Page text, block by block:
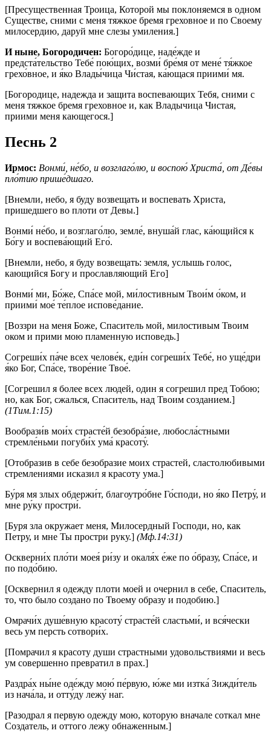
[Пресущественная Троица, Которой мы поклоняемся в одном
Существе, сними с меня тяжкое бремя греховное и по Своему
милосердию, даруй мне слезы умиления.]
И ныне, Богородичен: Богоро́дице, наде́жде и
предста́тельство Тебе́ пою́щих, возми́ бре́мя от мене́ тя́жкое
грехо́вное, и я́ко Влады́чица Чи́стая, ка́ющася приими́ мя.
[Богородице, надежда и защита воспевающих Тебя, сними с
меня тяжкое бремя греховное и, как Владычица Чистая,
приими меня кающегося.]
Песнь 2
Ирмос: Вонми́, не́бо, и возглаго́лю, и воспою́ Христа́, от Де́вы
пло́тию прише́дшаго.
[Внемли, небо, я буду возвещать и воспевать Христа,
пришедшего во плоти от Девы.]
Вонми́ не́бо, и возглаго́лю, земле́, внуша́й глас, ка́ющийся к
Бо́гу и воспева́ющий Его́.
[Внемли, небо, я буду возвещать: земля, услышь голос,
кающийся Богу и прославляющий Его]
Вонми́ ми, Бо́же, Спа́се мой, ми́лостивным Твои́м о́ком, и
приими́ мое́ те́плое испове́дание.
[Воззри на меня Боже, Спаситель мой, милостивым Твоим
оком и прими мою пламенную исповедь.]
Согреши́х па́че всех челове́к, еди́н согреши́х Тебе́, но уще́дри
я́ко Бог, Спа́се, творе́ние Твое́.
[Согрешил я более всех людей, один я согрешил пред Тобою;
но, как Бог, сжалься, Спаситель, над Твоим созданием.]
(1Тим.1:15)
Вообрази́в мои́х страсте́й безобра́зие, любосла́стными
стремле́ньми погуби́х ума́ красоту́.
[Отобразив в себе безобразие моих страстей, сластолюбивыми
стремлениями исказил я красоту ума.]
Бу́ря мя злых обдержи́т, благоутро́бне Го́споди, но я́ко Петру́, и
мне ру́ку простри́.
[Буря зла окружает меня, Милосердный Господи, но, как
Петру, и мне Ты простри руку.] (Мф.14:31)
Оскверни́х пло́ти моея́ ри́зу и окаля́х е́же по о́бразу, Спа́се, и
по подо́бию.
[Осквернил я одежду плоти моей и очернил в себе, Спаситель,
то, что было создано по Твоему образу и подобию.]
Омрачи́х душе́вную красоту́ страсте́й сластьми́, и вся́чески
весь ум персть сотвори́х.
[Помрачил я красоту души страстными удовольствиями и весь
ум совершенно превратил в прах.]
Раздра́х ны́не оде́жду мою́ пе́рвую, ю́же ми изтка́ Зижди́тель
из нача́ла, и отту́ду лежу́ наг.
[Разодрал я первую одежду мою, которую вначале соткал мне
Создатель, и оттого лежу обнаженным.]